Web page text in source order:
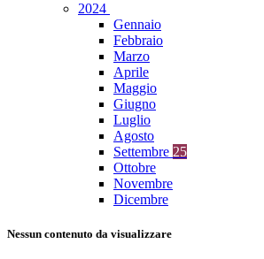
2024
Gennaio
Febbraio
Marzo
Aprile
Maggio
Giugno
Luglio
Agosto
Settembre 25
Ottobre
Novembre
Dicembre
Nessun contenuto da visualizzare